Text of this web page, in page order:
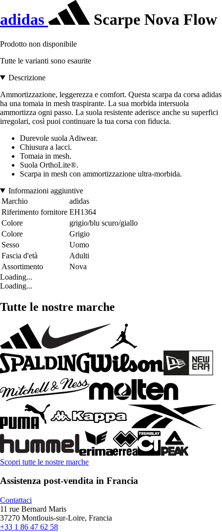
adidas Scarpe Nova Flow
Prodotto non disponibile
Tutte le varianti sono esaurite
Descrizione
Ammortizzazione, leggerezza e comfort. Questa scarpa da corsa adidas
ha una tomaia in mesh traspirante. La sua morbida intersuola
ammortizza ogni passo. La suola resistente aderisce anche su superfici
irregolari, così puoi continuare la tua corsa con fiducia.
Durevole suola Adiwear.
Chiusura a lacci.
Tomaia in mesh.
Suola OrthoLite®.
Scarpa in mesh con ammortizzazione ultra-morbida.
Informazioni aggiuntive
Marchio
adidas
Riferimento fornitore EH1364
Colore
grigio/blu scuro/giallo
Colore
Grigio
Sesso
Uomo
Fascia d'età
Adulti
Assortimento
Nova
Loading...
Loading...
Tutte le nostre marche
Scopri tutte le nostre marche
Assistenza post-vendita in Francia
Contattaci
11 rue Bernard Maris
37270 Montlouis-sur-Loire, Francia
+33 1 86 47 62 58